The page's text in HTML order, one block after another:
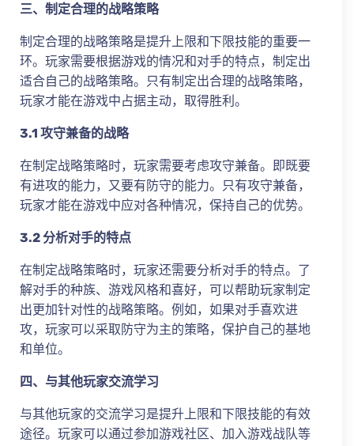
三、制定合理的战略策略
制定合理的战略策略是提升上限和下限技能的重要一
环。玩家需要根据游戏的情况和对手的特点，制定出
适合自己的战略策略。只有制定出合理的战略策略，
玩家才能在游戏中占据主动，取得胜利。
3.1 攻守兼备的战略
在制定战略策略时，玩家需要考虑攻守兼备。即既要
有进攻的能力，又要有防守的能力。只有攻守兼备，
玩家才能在游戏中应对各种情况，保持自己的优势。
3.2 分析对手的特点
在制定战略策略时，玩家还需要分析对手的特点。了
解对手的种族、游戏风格和喜好，可以帮助玩家制定
出更加针对性的战略策略。例如，如果对手喜欢进
攻，玩家可以采取防守为主的策略，保护自己的基地
和单位。
四、与其他玩家交流学习
与其他玩家的交流学习是提升上限和下限技能的有效
途径。玩家可以通过参加游戏社区、加入游戏战队等